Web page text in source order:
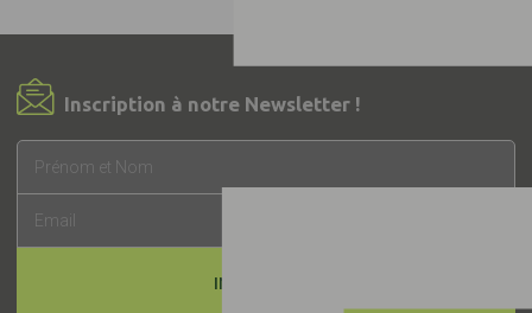
Inscription à notre Newsletter !
INSCRIPTION